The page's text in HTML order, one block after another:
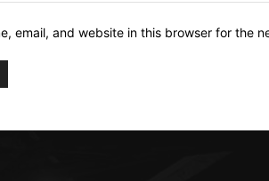
email, and website in this browser for the